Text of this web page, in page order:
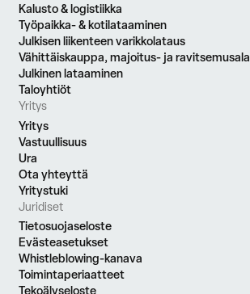
Kalusto & logistiikka
Työpaikka- & kotilataaminen
Julkisen liikenteen varikkolataus
Vähittäiskauppa, majoitus- ja ravitsemusala
Julkinen lataaminen
Taloyhtiöt
Yritys
Yritys
Vastuullisuus
Ura
Ota yhteyttä
Yritystuki
Juridiset
Tietosuojaseloste
Evästeasetukset
Whistleblowing-kanava
Toimintaperiaatteet
Tekoälyseloste